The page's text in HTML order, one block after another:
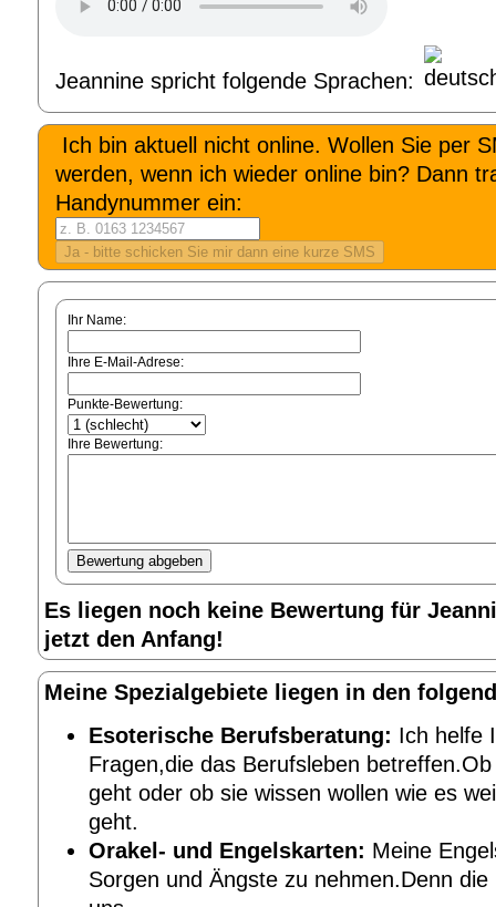
Jeannine spricht folgende Sprachen:
Ich bin aktuell nicht online. Wollen Sie per
werden, wenn ich wieder online bin? Dann
Handynummer ein:
Ihr Name:
Ihre E-Mail-Adrese:
Punkte-Bewertung:
Ihre Bewertung:
Es liegen noch keine Bewertung für
jetzt den Anfang!
Meine Spezialgebiete liegen in den
Esoterische Berufsberatung: Ich helfe
Fragen,die das Berufsleben
geht oder ob sie wissen wollen wie es
geht.
Orakel- und Engelskarten: Meine
Sorgen und Ängste zu nehmen.Denn